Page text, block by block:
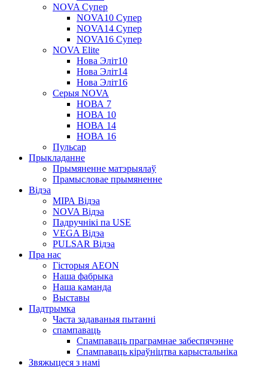
NOVA Супер
NOVA10 Супер
NOVA14 Супер
NOVA16 Супер
NOVA Elite
Нова Эліт10
Нова Эліт14
Нова Эліт16
Серыя NOVA
НОВА 7
НОВА 10
НОВА 14
НОВА 16
Пульсар
Прыкладанне
Прымяненне матэрыялаў
Прамысловае прымяненне
Відэа
МІРА Відэа
NOVA Відэа
Падручнікі па USE
VEGA Відэа
PULSAR Відэа
Пра нас
Гісторыя AEON
Наша фабрыка
Наша каманда
Выставы
Падтрымка
Часта задаваныя пытанні
спампаваць
Спампаваць праграмнае забеспячэнне
Спампаваць кіраўніцтва карыстальніка
Звяжыцеся з намі